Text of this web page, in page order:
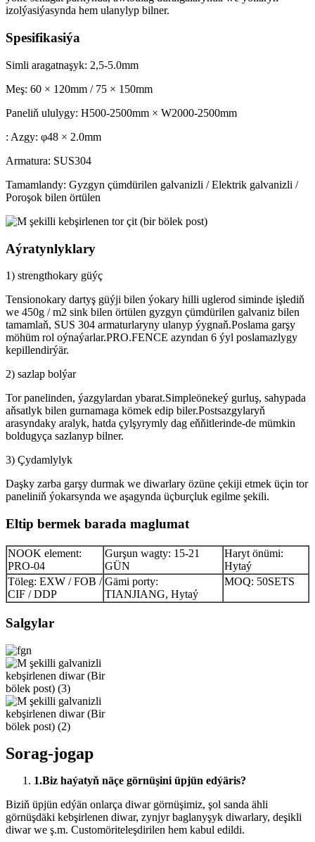
izolýasiýasynda hem ulanylyp bilner.
Spesifikasiýa
Simli aragatnaşyk: 2,5-5.0mm
Meş: 60 × 120mm / 75 × 150mm
Paneliň ululygy: H500-2500mm × W2000-2500mm
: Azgy: φ48 × 2.0mm
Armatura: SUS304
Tamamlandy: Gyzgyn çümdürilen galvanizli / Elektrik galvanizli /
Poroşok bilen örtülen
Aýratynlyklary
1) strengthokary güýç
Tensionokary dartyş güýji bilen ýokary hilli uglerod siminde işlediň
we 450g / m2 sink bilen örtülen gyzgyn çümdürilen galvaniz bilen
tamamlaň, SUS 304 armaturlaryny ulanyp ýygnaň.Poslama garşy
möhüm rol oýnaýarlar.PRO.FENCE azyndan 6 ýyl poslamazlygy
kepillendirýär.
2) sazlap bolýar
Tor panelinden, ýazgylardan ybarat.Simpleönekeý gurluş, sahypada
aňsatlyk bilen gurnamaga kömek edip biler.Postsazgylaryň
arasyndaky aralyk, hatda çylşyrymly dag eňňitlerinde-de mümkin
boldugyça sazlanyp bilner.
3) Çydamlylyk
Daşky zarba garşy durmak we diwarlary özüne çekiji etmek üçin tor
paneliniň ýokarsynda we aşagynda üçburçluk egilme şekili.
Eltip bermek barada maglumat
NOOK element:
PRO-04
Gurşun wagty: 15-21
GÜN
Haryt önümi:
Hytaý
Töleg: EXW / FOB /
CIF / DDP
Gämi porty:
TIANJIANG, Hytaý
MOQ: 50SETS
Salgylar
Sorag-jogap
1.Biz haýatyň näçe görnüşini üpjün edýäris?
Biziň üpjün edýän onlarça diwar görnüşimiz, şol sanda ähli
görnüşdäki kebşirlenen diwar, zynjyr baglanyşyk diwarlary, deşikli
diwar we ş.m. Customöriteleşdirilen hem kabul edildi.